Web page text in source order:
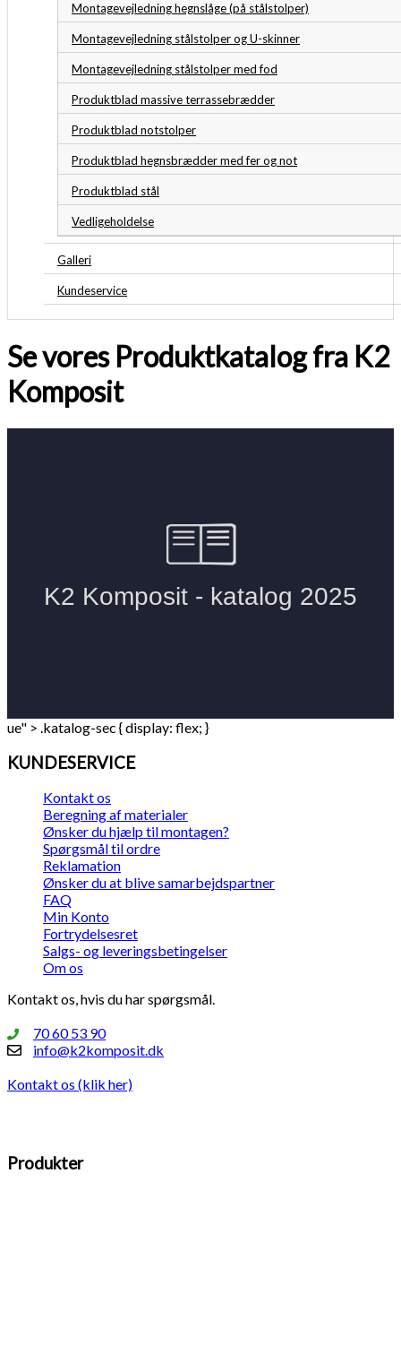
Montagevejledning hegnslåge (på stålstolper)
Montagevejledning stålstolper og U-skinner
Montagevejledning stålstolper med fod
Produktblad massive terrassebrædder
Produktblad notstolper
Produktblad hegnsbrædder med fer og not
Produktblad stål
Vedligeholdelse
Galleri
Kundeservice
Se vores Produktkatalog fra K2
Komposit
ue" > .katalog-sec { display: flex; }
KUNDESERVICE
Kontakt os
Beregning af materialer
Ønsker du hjælp til montagen?
Spørgsmål til ordre
Reklamation
Ønsker du at blive samarbejdspartner
FAQ
Min Konto
Fortrydelsesret
Salgs- og leveringsbetingelser
Om os
Kontakt os, hvis du har spørgsmål.
70 60 53 90
info@k2komposit.dk
Kontakt os (klik her)
Produkter